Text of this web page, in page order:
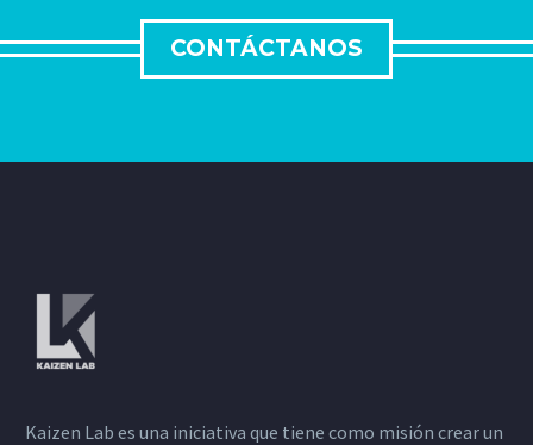
CONTÁCTANOS
Kaizen Lab es una iniciativa que tiene como misión crear un